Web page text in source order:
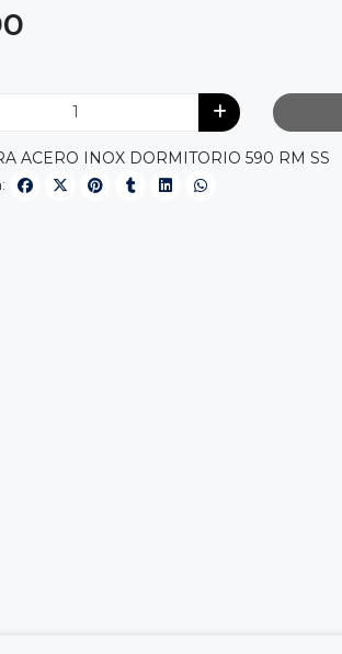
ACERO INOX DORMITORIO 590 RM SS